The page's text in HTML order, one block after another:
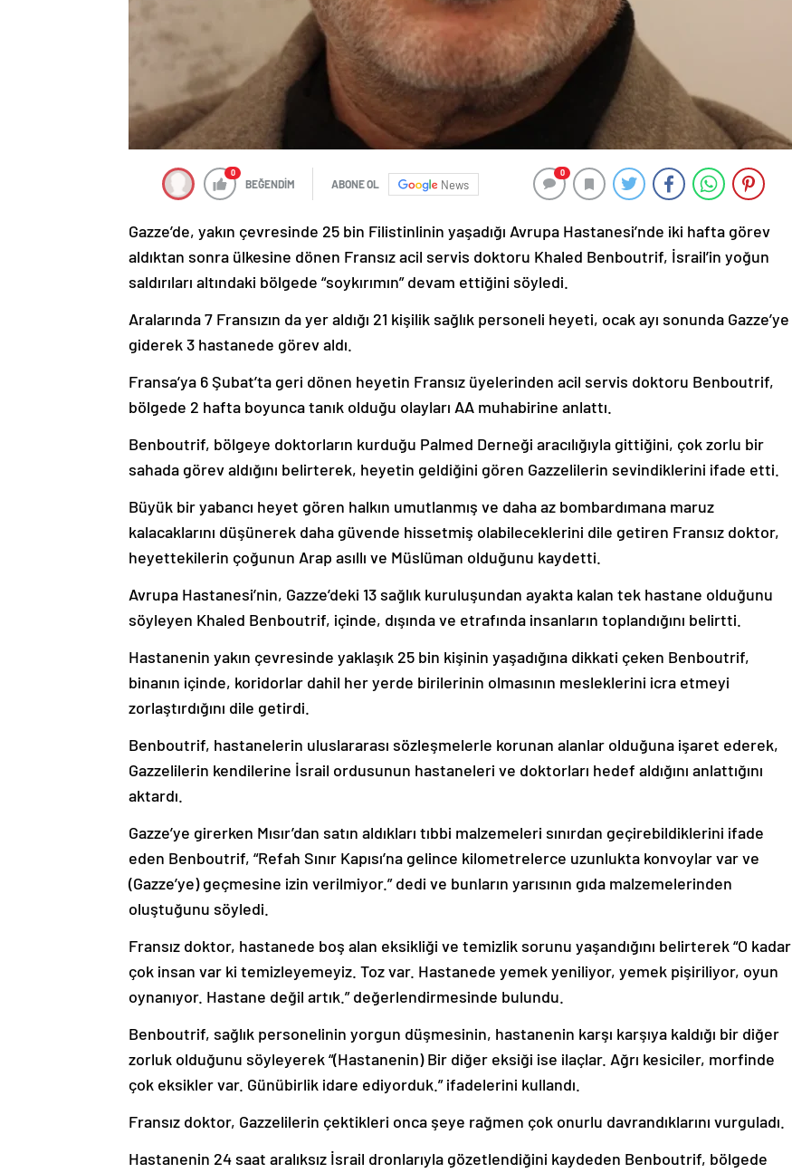
0
BEĞENDİM ABONE OL News
0
Gazze’de, yakın çevresinde 25 bin Filistinlinin yaşadığı Avrupa Hastanesi’nde iki hafta görev
aldıktan sonra ülkesine dönen Fransız acil servis doktoru Khaled Benboutrif, İsrail’in yoğun
saldırıları altındaki bölgede “soykırımın” devam ettiğini söyledi.
Aralarında 7 Fransızın da yer aldığı 21 kişilik sağlık personeli heyeti, ocak ayı sonunda Gazze’ye
giderek 3 hastanede görev aldı.
Fransa’ya 6 Şubat’ta geri dönen heyetin Fransız üyelerinden acil servis doktoru Benboutrif,
bölgede 2 hafta boyunca tanık olduğu olayları AA muhabirine anlattı.
Benboutrif, bölgeye doktorların kurduğu Palmed Derneği aracılığıyla gittiğini, çok zorlu bir
sahada görev aldığını belirterek, heyetin geldiğini gören Gazzelilerin sevindiklerini ifade etti.
Büyük bir yabancı heyet gören halkın umutlanmış ve daha az bombardımana maruz
kalacaklarını düşünerek daha güvende hissetmiş olabileceklerini dile getiren Fransız doktor,
heyettekilerin çoğunun Arap asıllı ve Müslüman olduğunu kaydetti.
Avrupa Hastanesi’nin, Gazze’deki 13 sağlık kuruluşundan ayakta kalan tek hastane olduğunu
söyleyen Khaled Benboutrif, içinde, dışında ve etrafında insanların toplandığını belirtti.
Hastanenin yakın çevresinde yaklaşık 25 bin kişinin yaşadığına dikkati çeken Benboutrif,
binanın içinde, koridorlar dahil her yerde birilerinin olmasının mesleklerini icra etmeyi
zorlaştırdığını dile getirdi.
Benboutrif, hastanelerin uluslararası sözleşmelerle korunan alanlar olduğuna işaret ederek,
Gazzelilerin kendilerine İsrail ordusunun hastaneleri ve doktorları hedef aldığını anlattığını
aktardı.
Gazze’ye girerken Mısır’dan satın aldıkları tıbbi malzemeleri sınırdan geçirebildiklerini ifade
eden Benboutrif, “Refah Sınır Kapısı’na gelince kilometrelerce uzunlukta konvoylar var ve
(Gazze’ye) geçmesine izin verilmiyor.” dedi ve bunların yarısının gıda malzemelerinden
oluştuğunu söyledi.
Fransız doktor, hastanede boş alan eksikliği ve temizlik sorunu yaşandığını belirterek “O kadar
çok insan var ki temizleyemeyiz. Toz var. Hastanede yemek yeniliyor, yemek pişiriliyor, oyun
oynanıyor. Hastane değil artık.” değerlendirmesinde bulundu.
Benboutrif, sağlık personelinin yorgun düşmesinin, hastanenin karşı karşıya kaldığı bir diğer
zorluk olduğunu söyleyerek “(Hastanenin) Bir diğer eksiği ise ilaçlar. Ağrı kesiciler, morfinde
çok eksikler var. Günübirlik idare ediyorduk.” ifadelerini kullandı.
Fransız doktor, Gazzelilerin çektikleri onca şeye rağmen çok onurlu davrandıklarını vurguladı.
Hastanenin 24 saat aralıksız İsrail dronlarıyla gözetlendiğini kaydeden Benboutrif, bölgede